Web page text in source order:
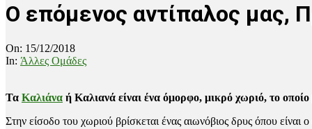
Ο επόμενος αντίπαλος μας,
On: 15/12/2018
In: Άλλες Ομάδες
Τα Καλιάνα ή Καλιανά είναι ένα όμορφο, μικρό χωριό, το
Στην είσοδο του χωριού βρίσκεται ένας αιωνόβιος δρυς όπου είναι